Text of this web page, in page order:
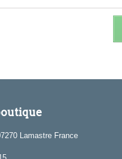
Lamastre France